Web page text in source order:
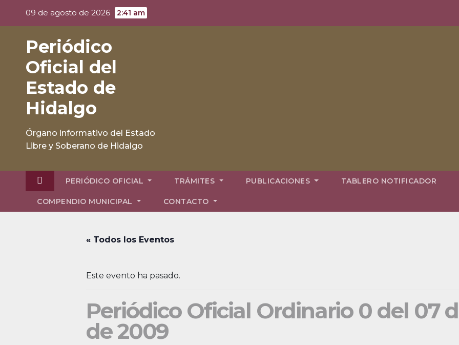
09 de agosto de 2026 2:41 am
Periódico
Oficial del
Estado de
Hidalgo
Órgano informativo del Estado
Libre y Soberano de Hidalgo
PERIÓDICO OFICIAL TRÁMITES PUBLICACIONES TABLERO NOTIFICADOR
COMPENDIO MUNICIPAL CONTACTO
« Todos los Eventos
Este evento ha pasado.
Periódico Oficial Ordinario 0 del 07
de 2009